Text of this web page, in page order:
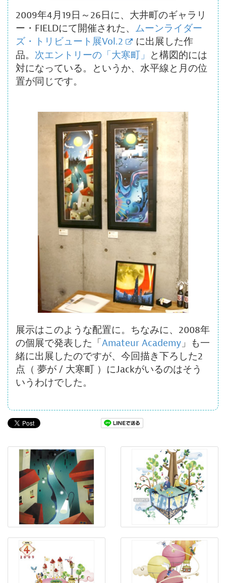
2009年4月19日～26日に、大井町のギャラリ
ー・FIELDにて開催された、 ムーンライダー
ズ・トリビュート展Vol.2
に出展した作
品。 次エントリーの「大寒町」 と構図的には
対になっている。というか、水平線と月の位
置が同じです。
展示はこのような配置に。ちなみに、2008年
の個展で発表した「Amateur Academy 」も一
緒に出展したのですが、今回描き下ろした2
点（ 夢が / 大寒町 ）にJackがいるのはそう
いうわけでした。